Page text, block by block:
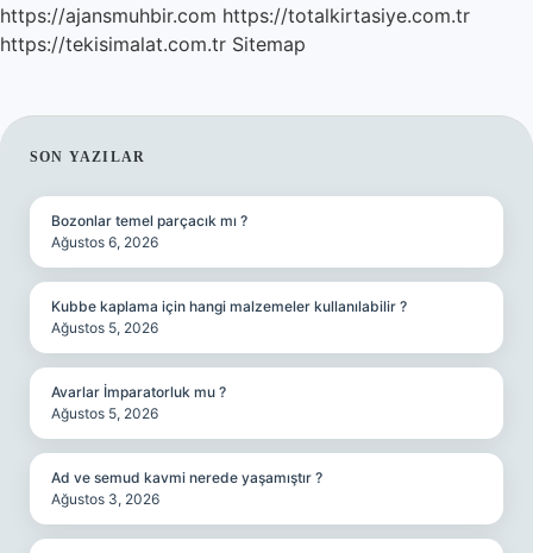
https://ajansmuhbir.com https://totalkirtasiye.com.tr
https://tekisimalat.com.tr Sitemap
SIDEBAR
SON YAZILAR
Bozonlar temel parçacık mı ?
Ağustos 6, 2026
Kubbe kaplama için hangi malzemeler kullanılabilir ?
Ağustos 5, 2026
Avarlar İmparatorluk mu ?
Ağustos 5, 2026
Ad ve semud kavmi nerede yaşamıştır ?
Ağustos 3, 2026